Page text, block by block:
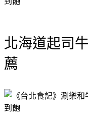
北海道起司
薦